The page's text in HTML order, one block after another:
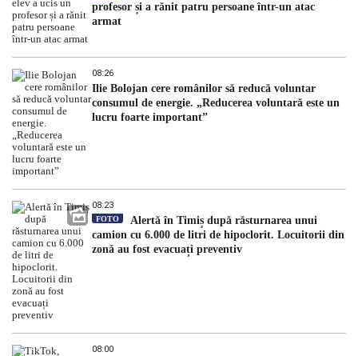
profesor și a rănit patru persoane într-un atac
armat
08:26
Ilie Bolojan cere românilor să reducă voluntar
consumul de energie. „Reducerea voluntară este un
lucru foarte important”
08:23
FOTO
Alertă în Timiș după răsturnarea unui
camion cu 6.000 de litri de hipoclorit. Locuitorii din
zonă au fost evacuați preventiv
08:00